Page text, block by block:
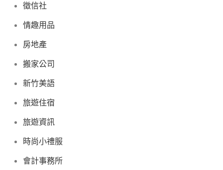
徵信社
情趣用品
房地產
搬家公司
新竹美語
旅遊住宿
旅遊資訊
時尚小禮服
會計事務所